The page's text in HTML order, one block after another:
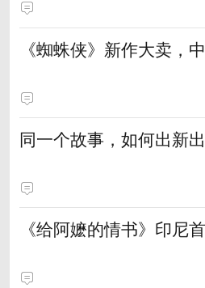
《蜘蛛侠》新作大卖，
同一个故事，如何出新
《给阿嬷的情书》印尼